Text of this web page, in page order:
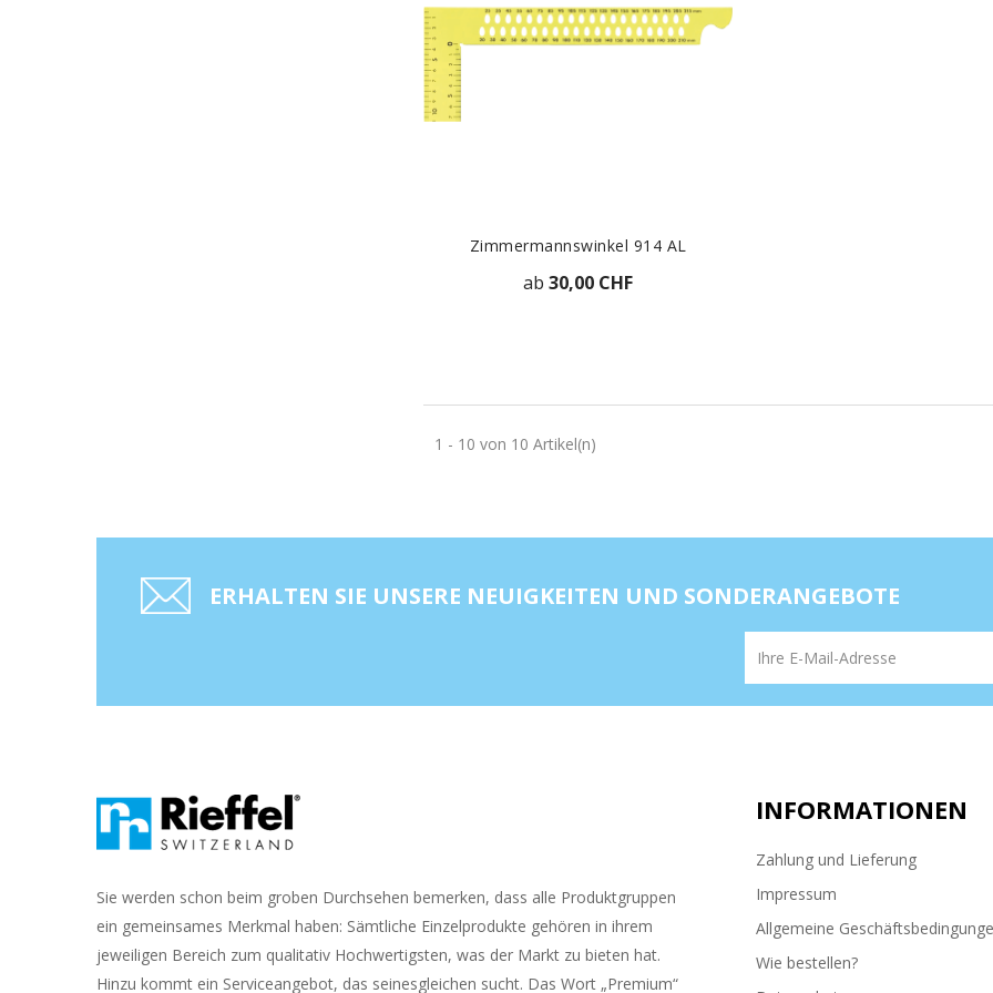
Zimmermannswinkel 914 AL
ab30,00 CHF
1 - 10 von 10 Artikel(n)
ERHALTEN SIE UNSERE NEUIGKEITEN UND SONDERANGEBOTE
Sie werden schon beim groben Durchsehen bemerken, dass alle Produktgruppen
ein gemeinsames Merkmal haben: Sämtliche Einzelprodukte gehören in ihrem
jeweiligen Bereich zum qualitativ Hochwertigsten, was der Markt zu bieten hat.
Hinzu kommt ein Serviceangebot, das seinesgleichen sucht. Das Wort „Premium“
INFORMATIONEN
Zahlung und Lieferung
Impressum
Allgemeine
Wie bestellen?